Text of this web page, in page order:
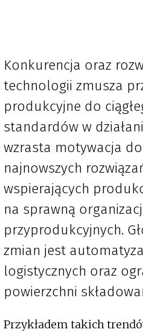
Konkurencja oraz
technologii zmusza
produkcyjne do
standardów w
wzrasta motywacja
najnowszych
wspierających
na sprawną
przyprodukcyjnych.
zmian jest
logistycznych oraz
powierzchni
Przykładem takich